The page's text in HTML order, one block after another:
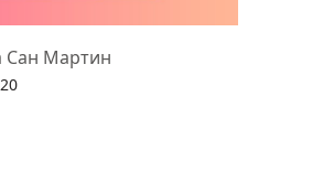
Сан Мартин